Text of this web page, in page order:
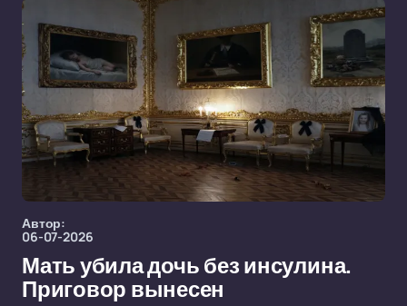
Автор:
06-07-2026
Мать убила дочь без инсулина.
Приговор вынесен